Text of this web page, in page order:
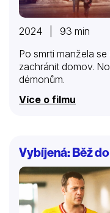
2024 | 93 min
Po smrti manžela
zachránit domov.
démonům.
Více o filmu
Vybíjená: Běž